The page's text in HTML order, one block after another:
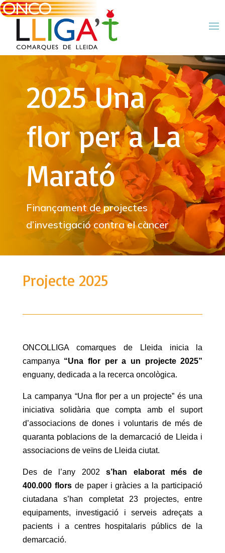
2025 Una
flor per a La
Marató
Finançament de projectes
d’investigació contra el càncer
Projecte 2025
ONCOLLIGA comarques de Lleida inicia la
campanya “Una flor per a un projecte 2025”
enguany, dedicada a la recerca oncològica.
La campanya “Una flor per a un projecte” és una
iniciativa solidària que compta amb el suport
d’associacions de dones i voluntaris de més de
quaranta poblacions de la demarcació de Lleida i
associacions de veïns de Lleida ciutat.
Des de l’any 2002s’han elaborat més de
400.000 florsde paper i gràcies a la participació
ciutadana s’han completat 23 projectes, entre
equipaments, investigació i serveis adreçats a
pacients i a centres hospitalaris públics de la
demarcació.